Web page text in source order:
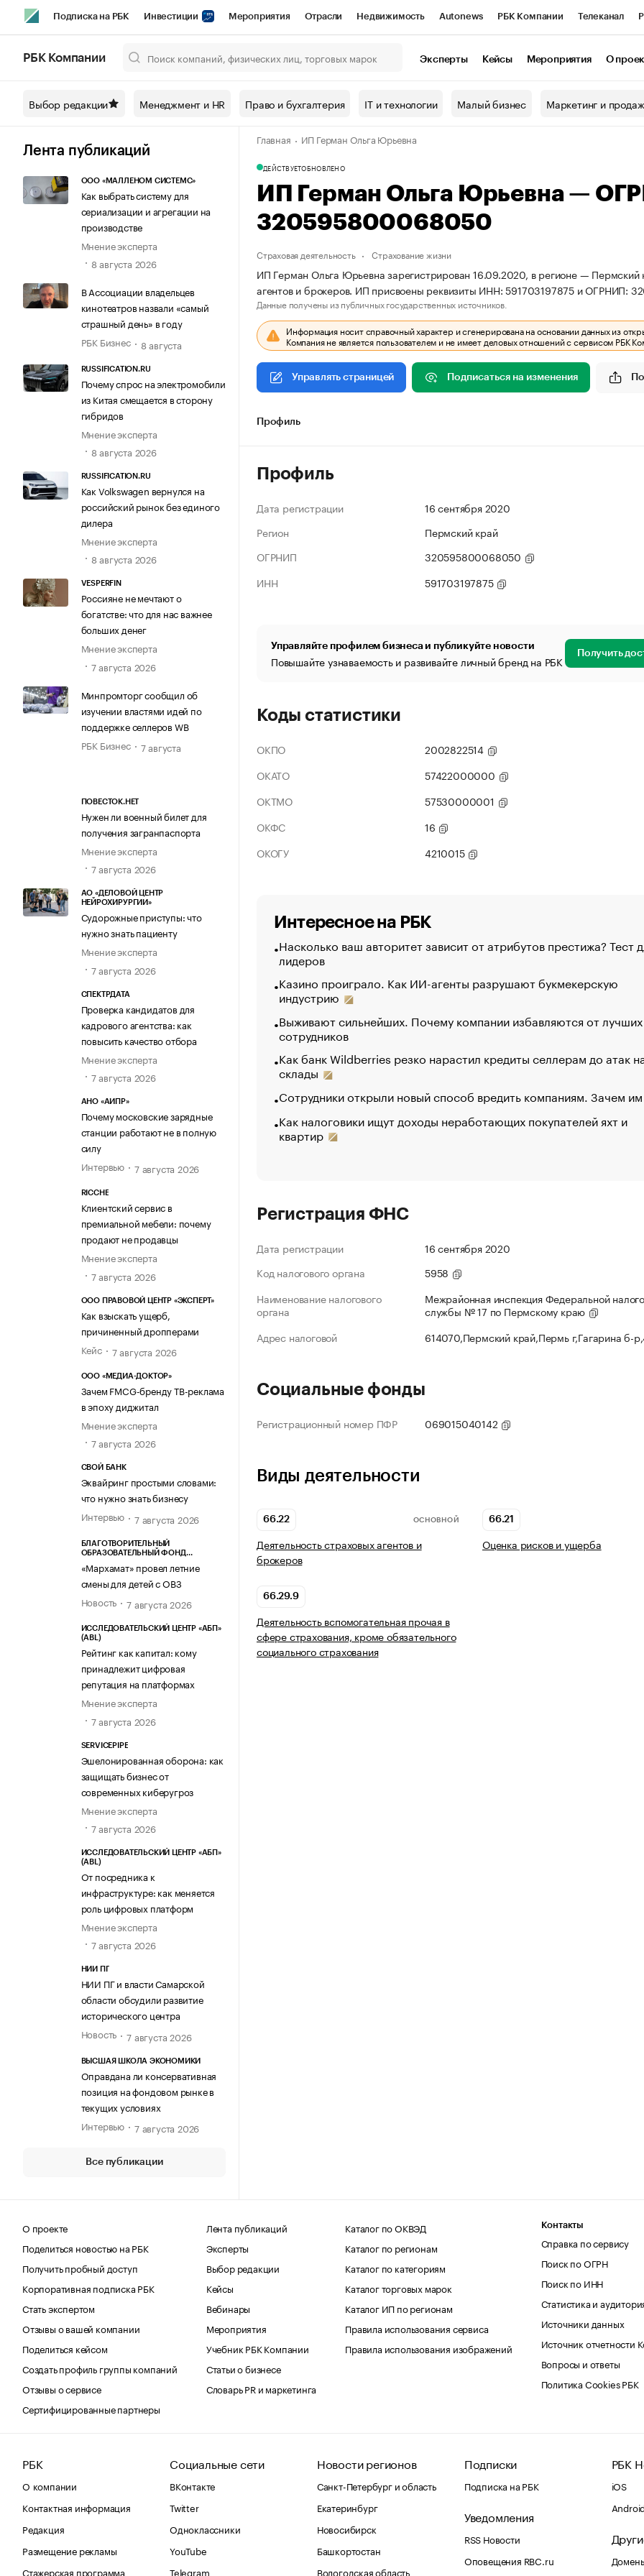
Подписка на РБК Инвестиции Мероприятия Отрасли Недвижимость Autonews РБК Компании Телеканал
Спецпроекты СПб Конференции СПб Спецпроекты Проверка контрагентов
Технологии и медиа Рынок наличной валюты
РБК Компании Эксперты Кейсы Мероприятия О
Выбор редакции Менеджмент и HR Право и бухгалтерия IT и технологии Малый бизнес Маркетинг и
Лента публикаций
ООО «МАЛЛЕНОМ СИСТЕМС»
Как выбрать систему для
сериализации и агрегации на
производстве
Мнение эксперта
8 августа 2026
В Ассоциации владельцев
кинотеатров назвали «самый
страшный день» в году
РБК Бизнес
8 августа
RUSSIFICATION.RU
Почему спрос на электромобили
из Китая смещается в сторону
гибридов
Мнение эксперта
8 августа 2026
RUSSIFICATION.RU
Как Volkswagen вернулся на
российский рынок без единого
дилера
Мнение эксперта
8 августа 2026
VESPERFIN
Россияне не мечтают о
богатстве: что для нас важнее
больших денег
Мнение эксперта
7 августа 2026
Минпромторг сообщил об
изучении властями идей по
поддержке селлеров WB
РБК Бизнес
7 августа
ПОВЕСТОК.НЕТ
Нужен ли военный билет для
получения загранпаспорта
Мнение эксперта
7 августа 2026
АО «ДЕЛОВОЙ ЦЕНТР
НЕЙРОХИРУРГИИ»
Судорожные приступы: что
нужно знать пациенту
Мнение эксперта
7 августа 2026
СПЕКТРДАТА
Проверка кандидатов для
кадрового агентства: как
повысить качество отбора
Мнение эксперта
7 августа 2026
АНО «АИПР»
Почему московские зарядные
станции работают не в полную
силу
Интервью
7 августа 2026
RICCHE
Клиентский сервис в
премиальной мебели: почему
продают не продавцы
Мнение эксперта
7 августа 2026
ООО ПРАВОВОЙ ЦЕНТР «ЭКСПЕРТ»
Как взыскать ущерб,
причиненный дропперами
Кейс
7 августа 2026
ООО «МЕДИА-ДОКТОР»
Зачем FMCG-бренду ТВ-реклама
в эпоху диджитал
Мнение эксперта
7 августа 2026
СВОЙ БАНК
Эквайринг простыми словами:
что нужно знать бизнесу
Интервью
7 августа 2026
БЛАГОТВОРИТЕЛЬНЫЙ
ОБРАЗОВАТЕЛЬНЫЙ ФОНД
«Мархамат» провел летние
смены для детей с ОВЗ
Новость
7 августа 2026
ИССЛЕДОВАТЕЛЬСКИЙ ЦЕНТР «АБП»
(ABL)
Рейтинг как капитал: кому
принадлежит цифровая
репутация на платформах
Мнение эксперта
7 августа 2026
SERVICEPIPE
Эшелонированная оборона: как
защищать бизнес от
современных киберугроз
Мнение эксперта
7 августа 2026
ИССЛЕДОВАТЕЛЬСКИЙ ЦЕНТР «АБП»
(ABL)
От посредника к
инфраструктуре: как меняется
роль цифровых платформ
Мнение эксперта
7 августа 2026
НИИ ПГ
НИИ ПГ и власти Самарской
области обсудили развитие
исторического центра
Новость
7 августа 2026
ВЫСШАЯ ШКОЛА ЭКОНОМИКИ
Оправдана ли консервативная
позиция на фондовом рынке в
текущих условиях
Интервью
7 августа 2026
Все публикации
Главная ИП Герман Ольга Юрьевна
ДЕЙСТВУЕТОБНОВЛЕНО
ИП Герман Ольга Юрьевна —
320595800068050
Страховая деятельность Страхование жизни
ИП Герман Ольга Юрьевна зарегистрирован 16.09.2020, в регионе — Пермский
агентов и брокеров. ИП присвоены реквизиты ИНН: 591703197875 и ОГРНИП:
Данные получены из публичных государственных источников.
Информация носит справочный характер и сгенерирована на основании данных из
Компания не является пользователем и не имеет деловых отношений с сервисом РБК
Управлять страницей Подписаться на изменения
Профиль
Профиль
Дата регистрации
16 сентября 2020
Регион
Пермский край
ОГРНИП
320595800068050
ИНН
591703197875
Управляйте профилем бизнеса и публикуйте новости
Повышайте узнаваемость и развивайте личный бренд на РБК Получить
Коды статистики
ОКПО
2002822514
ОКАТО
57422000000
ОКТМО
57530000001
ОКФС
16
ОКОГУ
4210015
Интересное на РБК
Насколько ваш авторитет зависит от атрибутов престижа? Тест
лидеров
Казино проиграло. Как ИИ-агенты разрушают букмекерскую
индустрию
Выживают сильнейших. Почему компании избавляются от лучших
сотрудников
Как банк Wildberries резко нарастил кредиты селлерам до атак
склады
Сотрудники открыли новый способ вредить компаниям. Зачем
Как налоговики ищут доходы неработающих покупателей яхт и
квартир
Регистрация ФНС
Дата регистрации
16 сентября 2020
Код налогового органа
5958
Наименование налогового
органа
Межрайонная инспекция Федеральной
службы № 17 по Пермскому краю
Адрес налоговой
614070,Пермский край,Пермь г,Гагарина б-
Социальные фонды
Регистрационный номер ПФР 069015040142
Виды деятельности
66.22 ОСНОВНОЙ
Деятельность страховых агентов и
брокеров
66.21
Оценка рисков и ущерба
66.29.9
Деятельность вспомогательная прочая в
сфере страхования, кроме обязательного
социального страхования
О проекте
Поделиться новостью на РБК
Получить пробный доступ
Корпоративная подписка РБК
Стать экспертом
Отзывы о вашей компании
Поделиться кейсом
Создать профиль группы компаний
Отзывы о сервисе
Сертифицированные партнеры
Лента публикаций
Эксперты
Выбор редакции
Кейсы
Вебинары
Мероприятия
Учебник РБК Компании
Статьи о бизнесе
Словарь PR и маркетинга
Каталог по ОКВЭД
Каталог по регионам
Каталог по категориям
Каталог торговых марок
Каталог ИП по регионам
Правила использования сервиса
Правила использования изображений
Контакты
Справка по сервису
Поиск по ОГРН
Поиск по ИНН
Статистика и
Источники данных
Источник отчетности
Вопросы и ответы
Политика Cookies РБК
РБК
О компании
Контактная информация
Редакция
Размещение рекламы
Стажерская программа
Социальные сети
ВКонтакте
Twitter
Одноклассники
YouTube
Telegram
Новости регионов
Санкт-Петербург и область
Екатеринбург
Новосибирск
Башкортостан
Вологодская область
Подписки
Подписка на РБК
Уведомления
RSS Новости
Оповещения RBC.ru
РБК
iOS